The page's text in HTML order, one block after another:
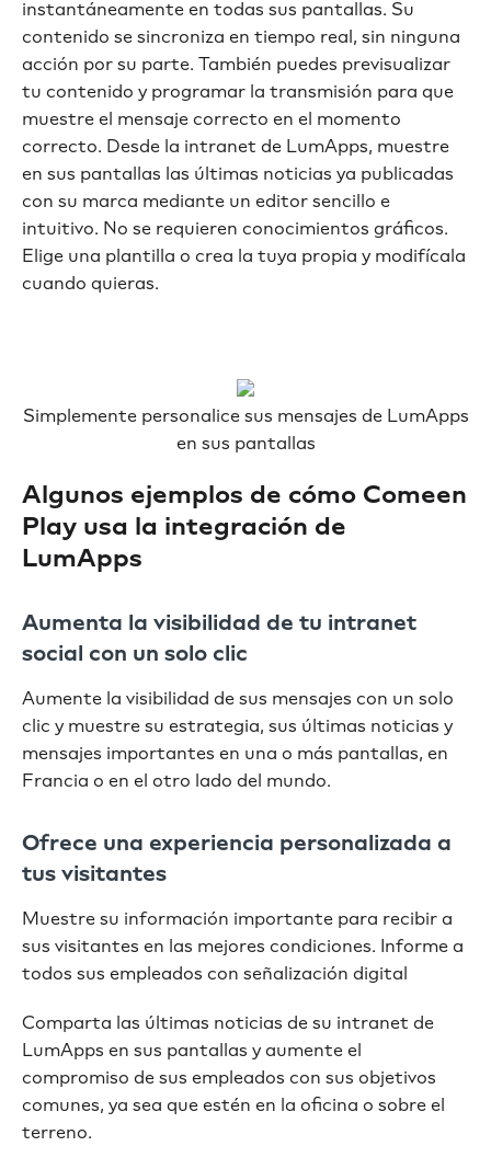
instantáneamente en todas sus pantallas. Su
contenido se sincroniza en tiempo real, sin ninguna
acción por su parte. También puedes previsualizar
tu contenido y programar la transmisión para que
muestre el mensaje correcto en el momento
correcto. Desde la intranet de LumApps, muestre
en sus pantallas las últimas noticias ya publicadas
con su marca mediante un editor sencillo e
intuitivo. No se requieren conocimientos gráficos.
Elige una plantilla o crea la tuya propia y modifícala
cuando quieras.
Simplemente personalice sus mensajes de LumApps
en sus pantallas
Algunos ejemplos de cómo Comeen
Play usa la integración de
LumApps
Aumenta la visibilidad de tu intranet
social con un solo clic
Aumente la visibilidad de sus mensajes con un solo
clic y muestre su estrategia, sus últimas noticias y
mensajes importantes en una o más pantallas, en
Francia o en el otro lado del mundo.
Ofrece una experiencia personalizada a
tus visitantes
Muestre su información importante para recibir a
sus visitantes en las mejores condiciones. Informe a
todos sus empleados con señalización digital
Comparta las últimas noticias de su intranet de
LumApps en sus pantallas y aumente el
compromiso de sus empleados con sus objetivos
comunes, ya sea que estén en la oficina o sobre el
terreno.